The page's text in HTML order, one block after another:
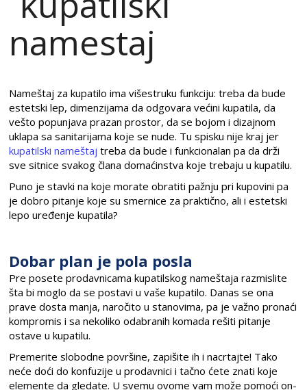
Nameštaj za kupatilo ima višestruku funkciju: treba da bude
estetski lep, dimenzijama da odgovara većini kupatila, da
vešto popunjava prazan prostor, da se bojom i dizajnom
uklapa sa sanitarijama koje se nude. Tu spisku nije kraj jer
kupatilski nameštaj treba da bude i funkcionalan pa da drži
sve sitnice svakog člana domaćinstva koje trebaju u kupatilu.
Puno je stavki na koje morate obratiti pažnju pri kupovini pa
je dobro pitanje koje su smernice za praktično, ali i estetski
lepo uređenje kupatila?
Dobar plan je pola posla
Pre posete prodavnicama kupatilskog nameštaja razmislite
šta bi moglo da se postavi u vaše kupatilo. Danas se ona
prave dosta manja, naročito u stanovima, pa je važno pronaći
kompromis i sa nekoliko odabranih komada rešiti pitanje
ostave u kupatilu.
Premerite slobodne površine, zapišite ih i nacrtajte! Tako
neće doći do konfuzije u prodavnici i tačno ćete znati koje
elemente da gledate. U svemu ovome vam može pomoći on-